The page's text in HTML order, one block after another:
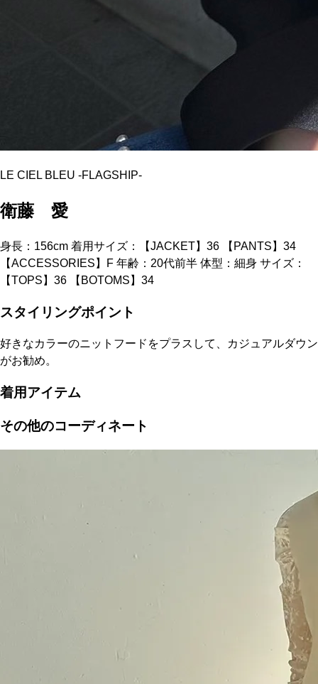
LE CIEL BLEU -FLAGSHIP-
衛藤 愛
身長：156cm 着用サイズ：【JACKET】36 【PANTS】34
【ACCESSORIES】F 年齢：20代前半 体型：細身 サイズ：
【TOPS】36 【BOTOMS】34
スタイリングポイント
好きなカラーのニットフードをプラスして、カジュアルダウン
がお勧め。
着用アイテム
その他のコーディネート